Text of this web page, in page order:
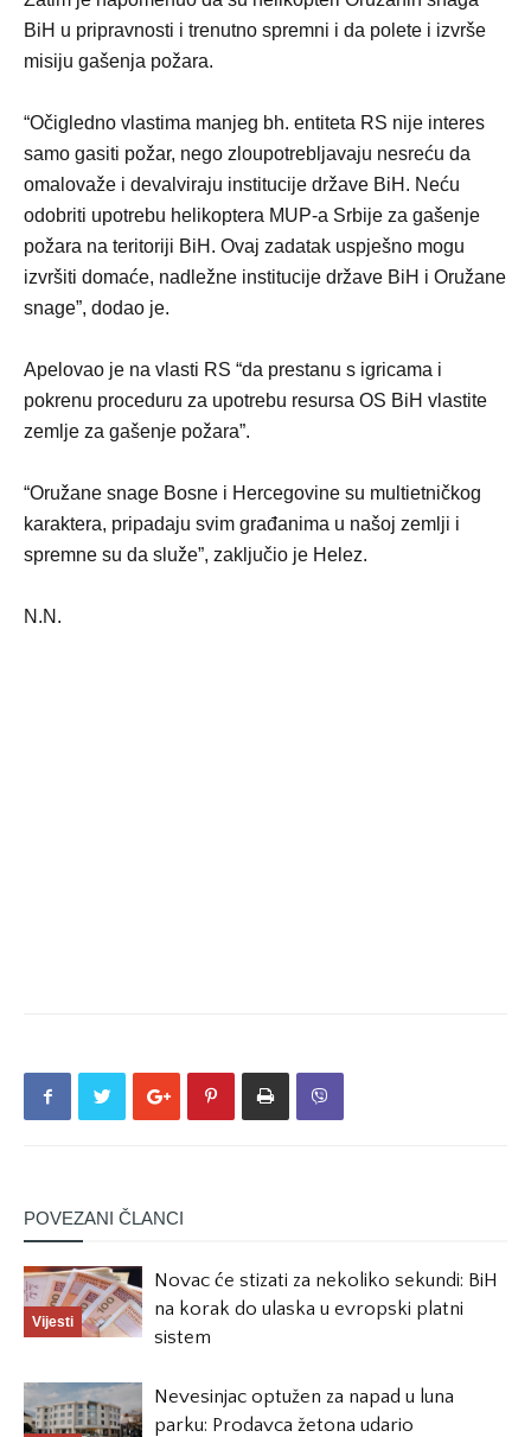
BiH u pripravnosti i trenutno spremni i da polete i izvrše
misiju gašenja požara.
“Očigledno vlastima manjeg bh. entiteta RS nije interes
samo gasiti požar, nego zloupotrebljavaju nesreću da
omalovaže i devalviraju institucije države BiH. Neću
odobriti upotrebu helikoptera MUP-a Srbije za gašenje
požara na teritoriji BiH. Ovaj zadatak uspješno mogu
izvršiti domaće, nadležne institucije države BiH i Oružane
snage”, dodao je.
Apelovao je na vlasti RS “da prestanu s igricama i
pokrenu proceduru za upotrebu resursa OS BiH vlastite
zemlje za gašenje požara”.
“Oružane snage Bosne i Hercegovine su multietničkog
karaktera, pripadaju svim građanima u našoj zemlji i
spremne su da služe”, zaključio je Helez.
N.N.
POVEZANI ČLANCI
Vijesti
Novac će stizati za nekoliko sekundi: BiH
na korak do ulaska u evropski platni
sistem
Nevesinjac optužen za napad u luna
parku: Prodavca žetona udario